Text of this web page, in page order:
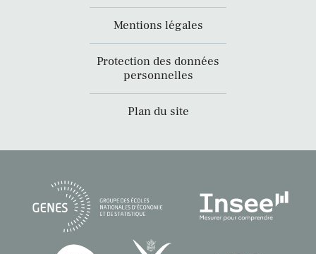
Mentions légales
Protection des données
personnelles
Plan du site